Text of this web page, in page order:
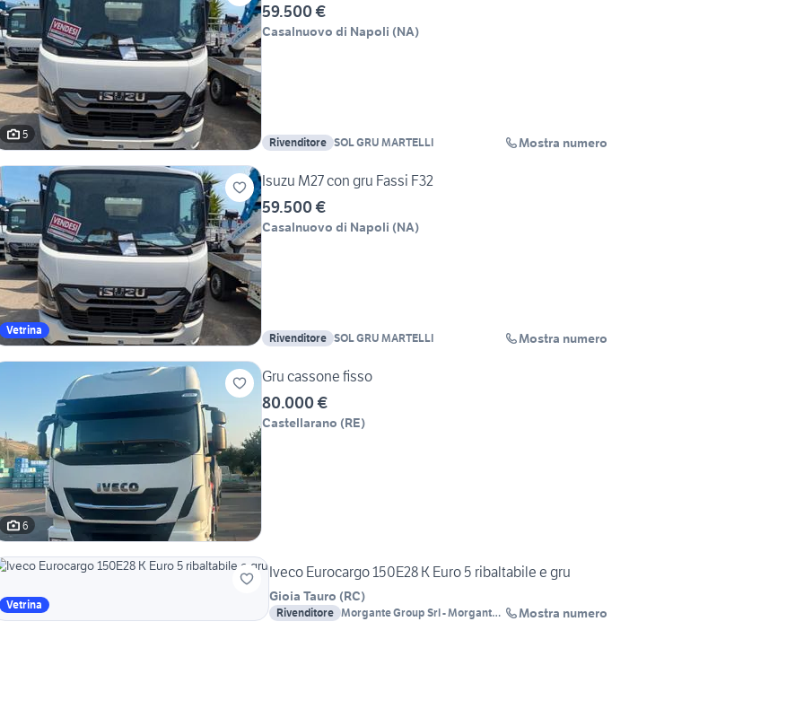
5
59.500 €
Casalnuovo di Napoli (NA)
Rivenditore SOL GRU MARTELLI Mostra numero
Vetrina
Isuzu M27 con gru Fassi F32
59.500 €
Casalnuovo di Napoli (NA)
Rivenditore SOL GRU MARTELLI Mostra numero
6
Gru cassone fisso
80.000 €
Castellarano (RE)
Vetrina
Iveco Eurocargo 150E28 K Euro 5 ribaltabile e gru
Gioia Tauro (RC)
Rivenditore Morgante Group Srl - Morgante
Mostra numero